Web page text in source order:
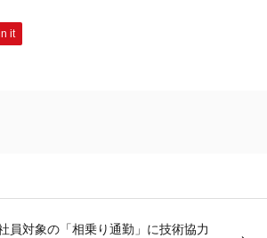
it
員対象の「相乗り通勤」に技術協力